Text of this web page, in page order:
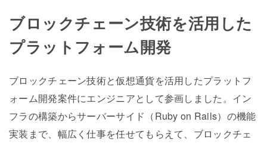
ブロックチェーン技術を活用した
プラットフォーム開発
ブロックチェーン技術と仮想通貨を活用したプラットフ
ォーム開発案件にエンジニアとして参画しました。イン
フラの構築からサーバーサイド（Ruby on Rails）の機能
実装まで、幅広く仕事を任せてもらえて、ブロックチェ